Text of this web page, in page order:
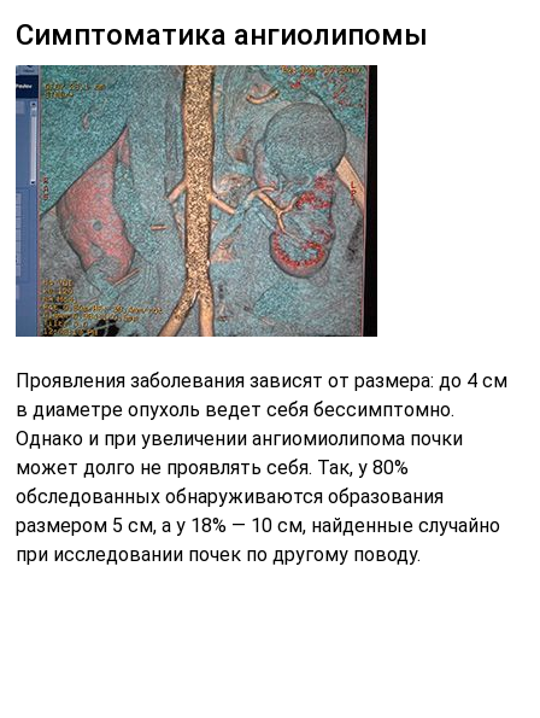
Симптоматика ангиолипомы
Проявления заболевания зависят от размера: до 4 см
в диаметре опухоль ведет себя бессимптомно.
Однако и при увеличении ангиомиолипома почки
может долго не проявлять себя. Так, у 80%
обследованных обнаруживаются образования
размером 5 см, а у 18% — 10 см, найденные случайно
при исследовании почек по другому поводу.